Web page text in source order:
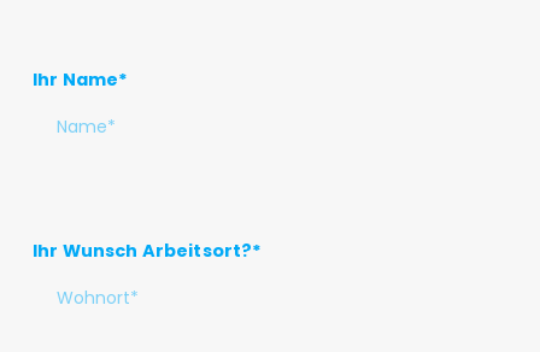
Ihr Name*
Ihr Wunsch Arbeitsort?*